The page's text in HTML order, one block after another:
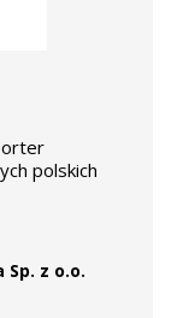
polskich
z o.o.